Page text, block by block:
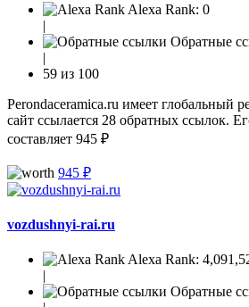
Alexa Rank: 0
|
Обратные
|
59 из 100
Perondaceramica.ru имеет глобальный
сайт ссылается 28 обратных ссылок.
составляет 945 ₽
945 ₽
vozdushnyi-rai.ru
Alexa Rank:
|
Обратные